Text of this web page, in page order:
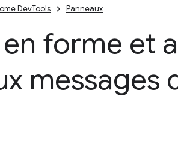
DevTools Panneaux
forme et
messages